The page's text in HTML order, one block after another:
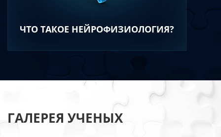
ЧТО ТАКОЕ НЕЙРОФИЗИОЛОГИЯ?
ГАЛЕРЕЯ УЧЕНЫХ